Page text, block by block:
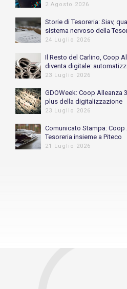
2 Agosto 2026
Storie di Tesoreria: Siav,
sistema nervoso della
24 Luglio 2026
Il Resto del Carlino, Coop
diventa digitale:
bancarie
23 Luglio 2026
GDOWeek: Coop Alleanza
plus della digitalizzazione
23 Luglio 2026
Comunicato Stampa: Coop
Tesoreria insieme a Piteco
21 Luglio 2026